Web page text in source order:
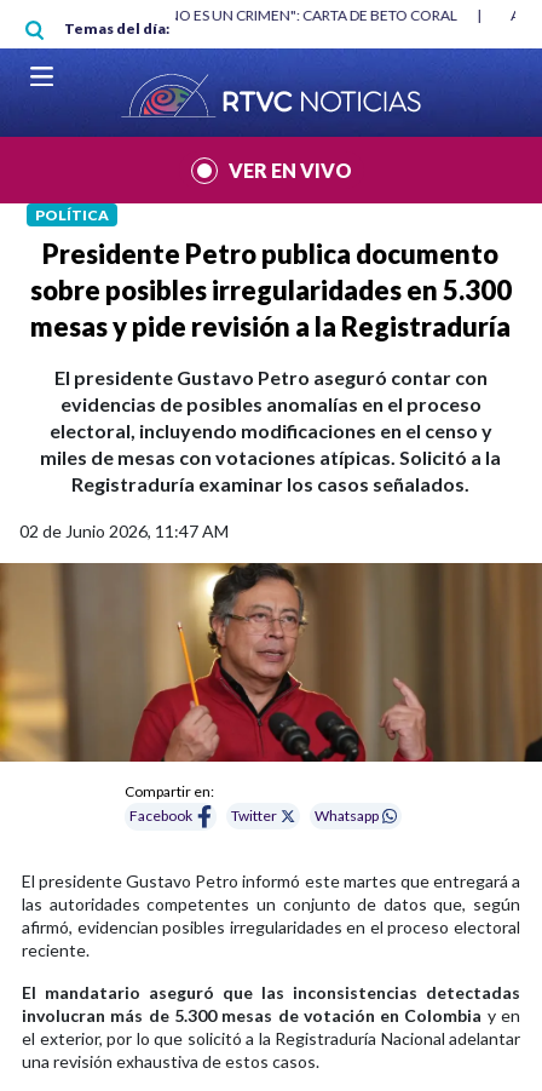
Pasar al contenido principal
Temas del día:
"HABLAR NO ES UN CRIMEN": CARTA DE BETO CORAL |
VER EN VIVO
POLÍTICA
Presidente Petro publica documento
sobre posibles irregularidades en 5.300
mesas y pide revisión a la Registraduría
El presidente Gustavo Petro aseguró contar con
evidencias de posibles anomalías en el proceso
electoral, incluyendo modificaciones en el censo y
miles de mesas con votaciones atípicas. Solicitó a la
Registraduría examinar los casos señalados.
02 de Junio 2026, 11:47 AM
Compartir en:
Facebook
Twitter Whatsapp
El presidente Gustavo Petro informó este martes que entregará a
las autoridades competentes un conjunto de datos que, según
afirmó, evidencian posibles irregularidades en el proceso electoral
reciente.
El mandatario aseguró que las inconsistencias detectadas
involucran más de 5.300 mesas de votación en Colombia y en
el exterior, por lo que solicitó a la Registraduría Nacional adelantar
una revisión exhaustiva de estos casos.